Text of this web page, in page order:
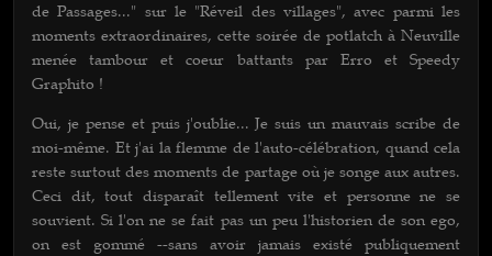
de Passages..." sur le "Réveil des villages", avec parmi les
moments extraordinaires, cette soirée de potlatch à Neuville
menée tambour et coeur battants par Erro et Speedy
Graphito !
Oui, je pense et puis j'oublie... Je suis un mauvais scribe de
moi-même. Et j'ai la flemme de l'auto-célébration, quand cela
reste surtout des moments de partage où je songe aux autres.
Ceci dit, tout disparaît tellement vite et personne ne se
souvient. Si l'on ne se fait pas un peu l'historien de son ego,
on est gommé --sans avoir jamais existé publiquement